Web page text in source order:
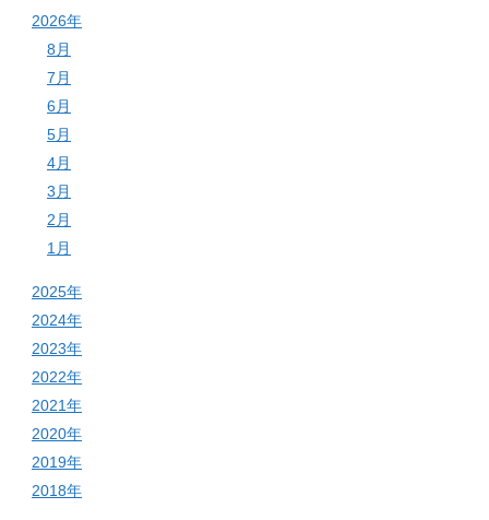
2026年
8月
7月
6月
5月
4月
3月
2月
1月
2025年
2024年
2023年
2022年
2021年
2020年
2019年
2018年